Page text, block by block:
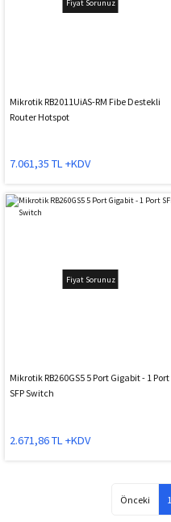
Fiyat Sorunuz
Mikrotik RB2011UiAS-RM Fibe Destekli
Router Hotspot
7.061,35 TL +KDV
Fiyat Sorunuz
Mikrotik RB260GS5 5 Port Gigabit - 1 Port
SFP Switch
2.671,86 TL +KDV
1